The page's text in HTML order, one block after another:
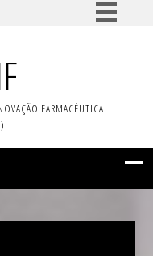
Comunica BR
à informação
FARMACÊUTICA